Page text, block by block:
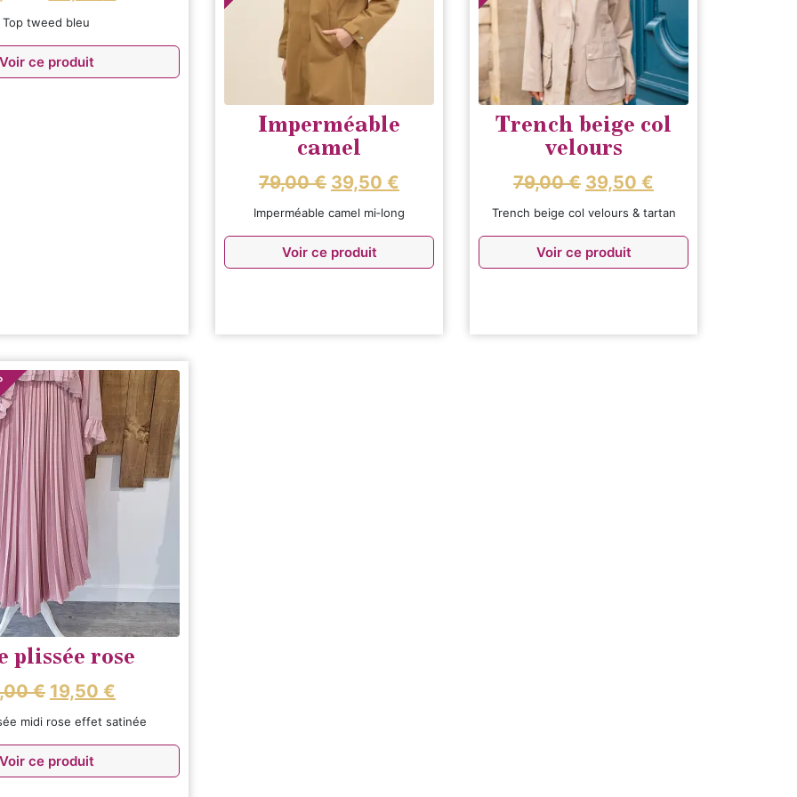
Top tweed bleu
ce produit
Imperméable
camel
79,00€ 39,50 €
Imperméable camel mi‑long
Voir ce produit
Trench beige col
velours
79,00€ 39,50 €
Trench beige col velours & tartan
Voir ce produit
plissée rose
€ 19,50 €
midi rose effet satinée
ce produit